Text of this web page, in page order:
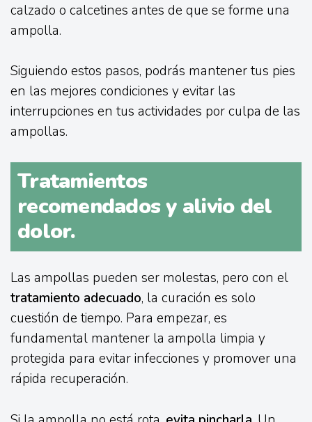
calzado o calcetines antes de que se forme una
ampolla.
Siguiendo estos pasos, podrás mantener tus pies
en las mejores condiciones y evitar las
interrupciones en tus actividades por culpa de las
ampollas.
Tratamientos
recomendados y alivio del
dolor.
Las ampollas pueden ser molestas, pero con el
tratamiento adecuado, la curación es solo
cuestión de tiempo. Para empezar, es
fundamental mantener la ampolla limpia y
protegida para evitar infecciones y promover una
rápida recuperación.